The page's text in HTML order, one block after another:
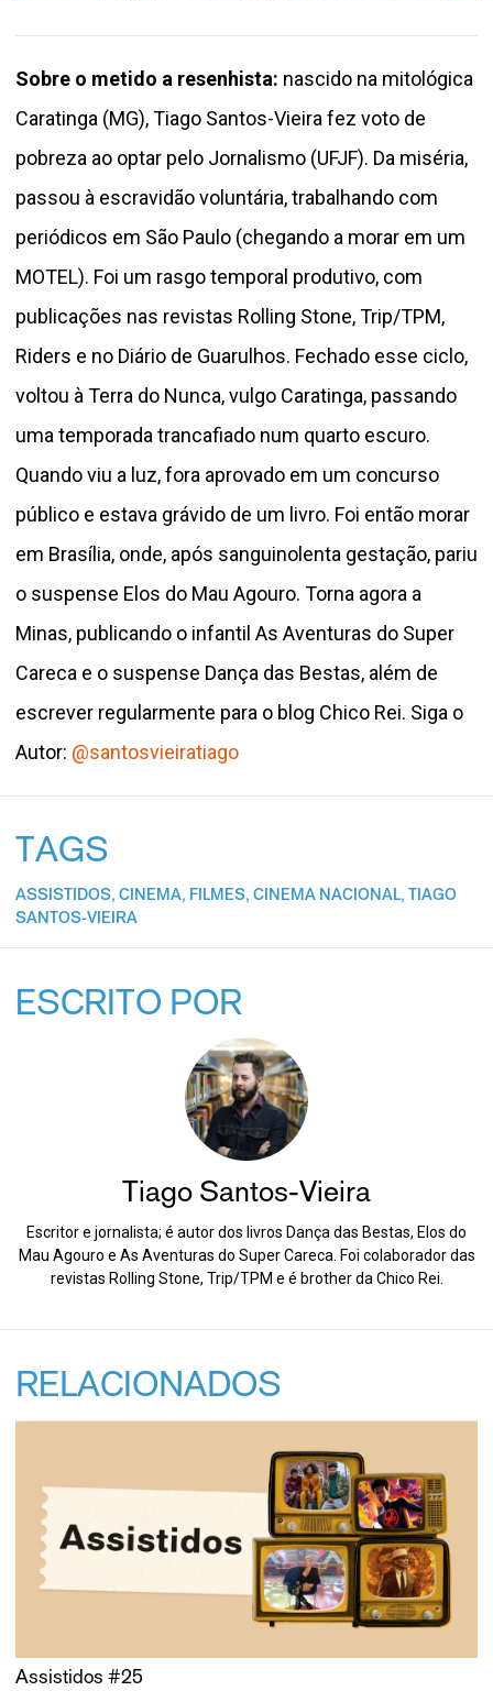
Sobre o metido a resenhista: nascido na mitológica
Caratinga (MG), Tiago Santos-Vieira fez voto de
pobreza ao optar pelo Jornalismo (UFJF). Da miséria,
passou à escravidão voluntária, trabalhando com
periódicos em São Paulo (chegando a morar em um
MOTEL). Foi um rasgo temporal produtivo, com
publicações nas revistas Rolling Stone, Trip/TPM,
Riders e no Diário de Guarulhos. Fechado esse ciclo,
voltou à Terra do Nunca, vulgo Caratinga, passando
uma temporada trancafiado num quarto escuro.
Quando viu a luz, fora aprovado em um concurso
público e estava grávido de um livro. Foi então morar
em Brasília, onde, após sanguinolenta gestação, pariu
o suspense Elos do Mau Agouro. Torna agora a
Minas, publicando o infantil As Aventuras do Super
Careca e o suspense Dança das Bestas, além de
escrever regularmente para o blog Chico Rei. Siga o
Autor: @santosvieiratiago
TAGS
ASSISTIDOS, CINEMA, FILMES, CINEMA NACIONAL, TIAGO
SANTOS-VIEIRA
ESCRITO POR
Tiago Santos-Vieira
Escritor e jornalista; é autor dos livros Dança das Bestas, Elos do
Mau Agouro e As Aventuras do Super Careca. Foi colaborador das
revistas Rolling Stone, Trip/TPM e é brother da Chico Rei.
RELACIONADOS
Assistidos #25